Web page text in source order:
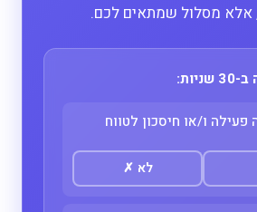
אלא מסלול שמתאים לכם.
ו/או חיסכון לטווח
לא ✗